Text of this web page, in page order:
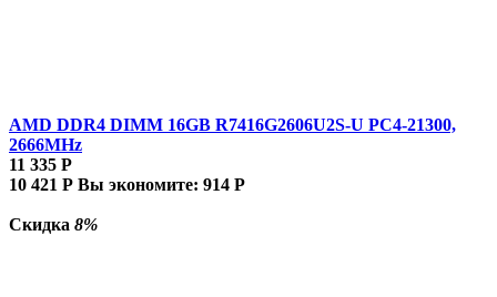
AMD DDR4 DIMM 16GB R7416G2606U2S-U PC4-21300,
2666MHz
11 335 Р
10 421 Р Вы экономите: 914 Р
Скидка 8%